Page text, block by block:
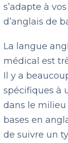
s’adapte à
d’anglais de
La langue
médical est
Il y a
spécifiques à
dans le milieu
bases en
de suivre un